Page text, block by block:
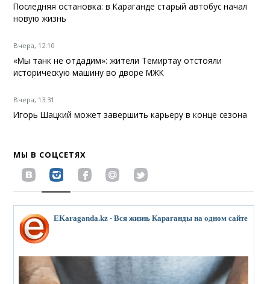
Последняя остановка: в Караганде старый автобус начал
новую жизнь
Вчера, 12:10
«Мы танк не отдадим»: жители Темиртау отстояли
историческую машину во дворе МЖК
Вчера, 13:31
Игорь Шацкий может завершить карьеру в конце сезона
МЫ В СОЦСЕТЯХ
EKaraganda.kz - Вся жизнь Караганды на одном сайте